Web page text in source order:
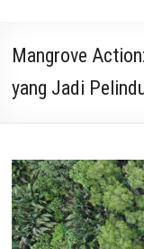
Mangrove
yang Jadi